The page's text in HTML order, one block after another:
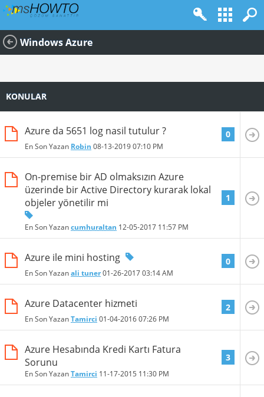
Windows Azure
KONULAR
Azure da 5651 log nasil tutulur ?
En Son Yazan Robin 08-13-201907:10 PM
0
On-premise bir AD olmaksızın Azure
üzerinde bir Active Directory kurarak lokal
objeler yönetilir mi
En Son Yazancumhuraltan 12-05-2017 11:57 PM
1
Azure ile mini hosting
En Son Yazanali tuner01-26-201703:14 AM
0
Azure Datacenter hizmeti
En Son YazanTamirci 01-04-201607:26 PM
2
Azure Hesabında Kredi Kartı Fatura
Sorunu
En Son YazanTamirci 11-17-2015 11:30 PM
3